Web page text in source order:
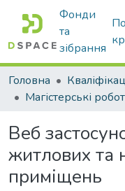
Фонди
та
зібрання
Головна
Магістерські
Веб
житлових та
приміщень